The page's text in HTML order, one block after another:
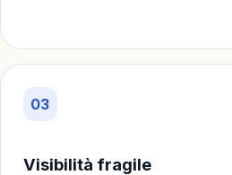
03
Visibilità fragile